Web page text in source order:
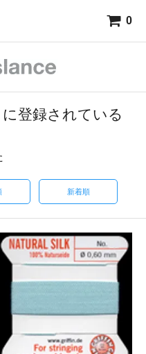
0
に登録されている
新着順